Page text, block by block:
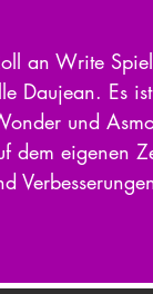
an Write
Daujean. Es
und
dem eigenen